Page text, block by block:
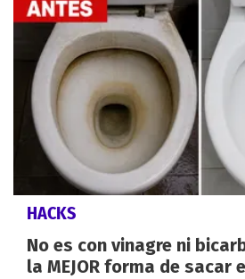
HACKS
No es con vinagre ni
la MEJOR forma de sacar